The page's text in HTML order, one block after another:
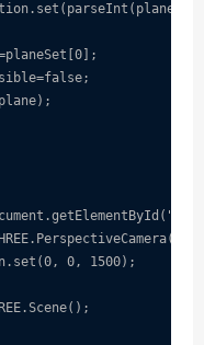
0, 1500);